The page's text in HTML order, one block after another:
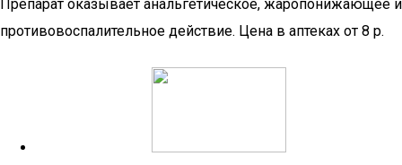
Препарат оказывает анальгетическое, жаропонижающее и
противовоспалительное действие. Цена в аптеках от 8 р.